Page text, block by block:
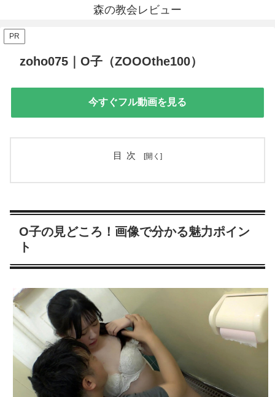
森の教会レビュー
PR
zoho075｜O子（ZOOOthe100）
今すぐフル動画を見る
目次
O子の見どころ！画像で分かる魅力ポイン
ト